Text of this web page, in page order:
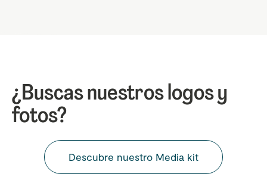
¿Buscas nuestros logos y
fotos?
Descubre nuestro Media kit